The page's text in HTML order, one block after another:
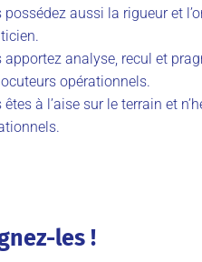
possédez aussi la rigueur et
apportez analyse, recul et
opérationnels.
êtes à l’aise sur le terrain et
les !